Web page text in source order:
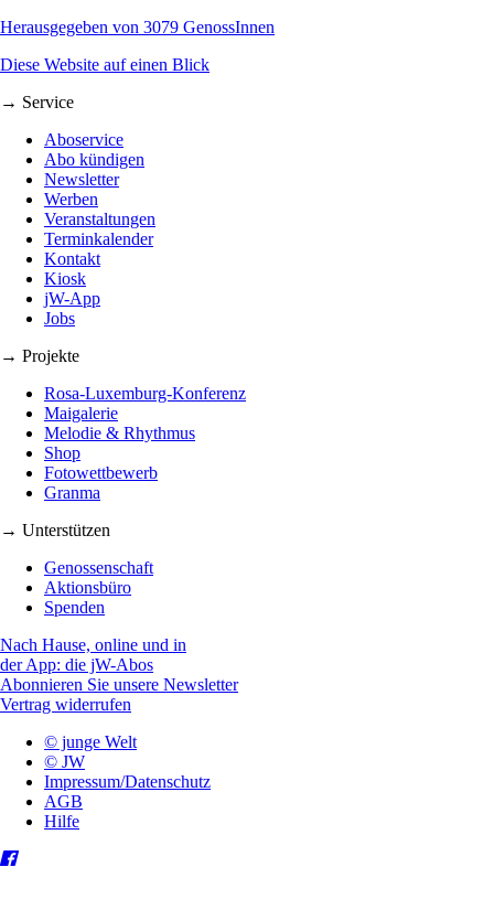
Herausgegeben von 3079 GenossInnen
Diese Website auf einen Blick
→ Service
Aboservice
Abo kündigen
Newsletter
Werben
Veranstaltungen
Terminkalender
Kontakt
Kiosk
jW-App
Jobs
→ Projekte
Rosa-Luxemburg-Konferenz
Maigalerie
Melodie & Rhythmus
Shop
Fotowettbewerb
Granma
→ Unterstützen
Genossenschaft
Aktionsbüro
Spenden
Nach Hause, online und in
der App: die jW-Abos
Abonnieren Sie unsere Newsletter
Vertrag widerrufen
© junge Welt
© JW
Impressum/Datenschutz
AGB
Hilfe